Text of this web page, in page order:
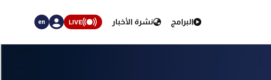
البرامج نشرة الأخبار LIVE
en